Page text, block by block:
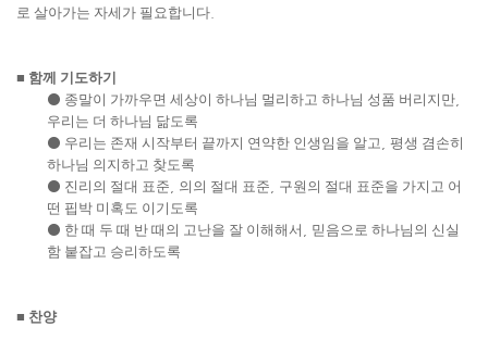
로 살아가는 자세가 필요합니다
■ 함께 기도하기
⚫ 종말이 가까우면 세상이 하나님 멀리하고 하나님 성품 버리지만
우리는 더 하나님 닮도록
⚫ 우리는 존재 시작부터 끝까지 연약한 인생임을 알고 평생 겸손히
하나님 의지하고 찾도록
⚫ 진리의 절대 표준 의의 절대 표준
구원의 절대 표준을 가지고 어
떤 핍박 미혹도 이기도록
⚫ 한 때 두 때 반 때의 고난을 잘 이해해서
믿음으로 하나님의 신실
함 붙잡고 승리하도록
■ 찬양